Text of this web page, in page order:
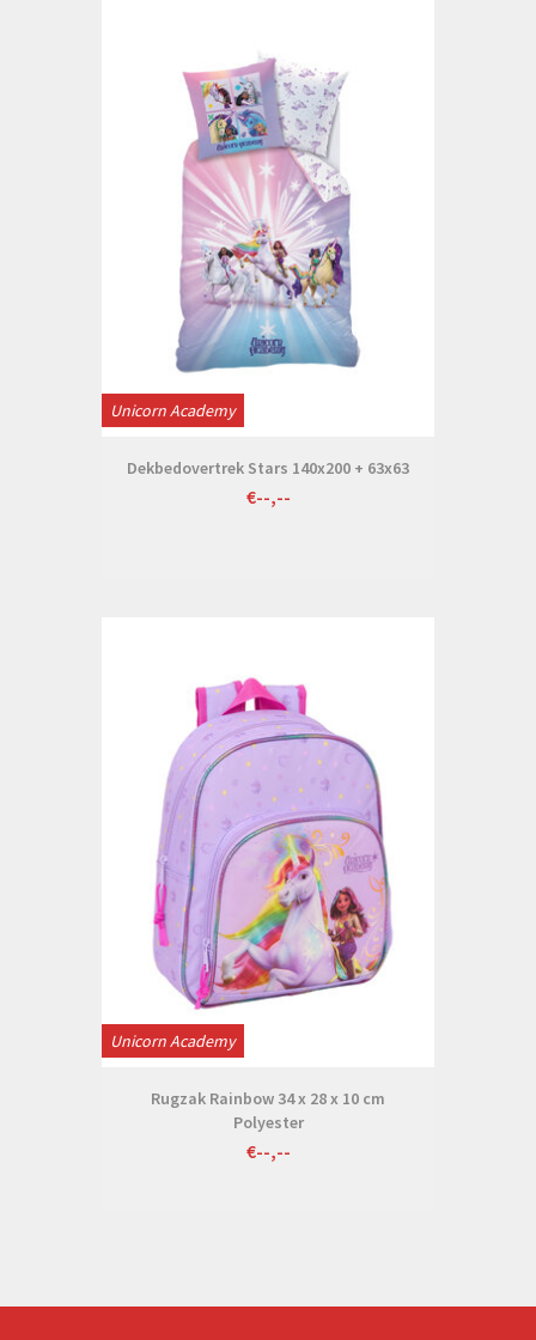
Unicorn Academy
Dekbedovertrek Stars 140x200 + 63x63
€--,--
Unicorn Academy
Rugzak Rainbow 34 x 28 x 10 cm
Polyester
€--,--